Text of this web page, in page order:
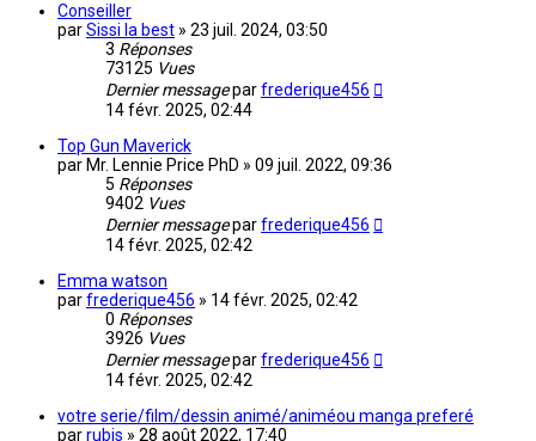
Conseiller
parSissi la best » 23 juil. 2024, 03:50
3 Réponses
73125 Vues
Dernier messageparfrederique456
14 févr. 2025, 02:44
Top Gun Maverick
par Mr. Lennie Price PhD » 09 juil. 2022, 09:36
5 Réponses
9402 Vues
Dernier messageparfrederique456
14 févr. 2025, 02:42
Emma watson
parfrederique456 » 14 févr. 2025, 02:42
0 Réponses
3926 Vues
Dernier messageparfrederique456
14 févr. 2025, 02:42
votre serie/film/dessin animé/animéou manga preferé
parrubis » 28 août 2022, 17:40